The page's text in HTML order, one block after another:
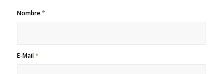
Nombre*
E-Mail*